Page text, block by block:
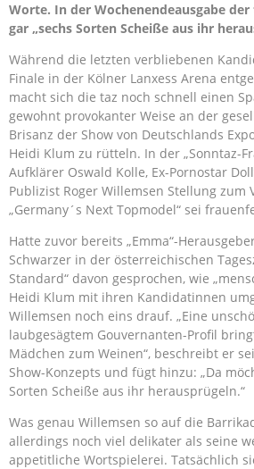
Worte. In der Wochenendeausgabe
gar „sechs Sorten Scheiße aus ihr
Während die letzten verbliebenen
Finale in der Kölner Lanxess Arena
macht sich die taz noch schnell einen
gewohnt provokanter Weise an der
Brisanz der Show von Deutschlands
Heidi Klum zu rütteln. In der „Sonntaz-
Aufklärer Oswald Kolle, Ex-Pornostar
Publizist Roger Willemsen Stellung zum
„Germany´s Next Topmodel“ sei
Hatte zuvor bereits „Emma“-
Schwarzer in der österreichischen
Standard“ davon gesprochen, wie
Heidi Klum mit ihren Kandidatinnen
Willemsen noch eins drauf. „Eine
laubgesägtem Gouvernanten-Profil
Mädchen zum Weinen“, beschreibt er
Show-Konzepts und fügt hinzu: „Da
Sorten Scheiße aus ihr herausprügeln.“
Was genau Willemsen so auf die
allerdings noch viel delikater als seine
appetitliche Wortspielerei. Tatsächlich